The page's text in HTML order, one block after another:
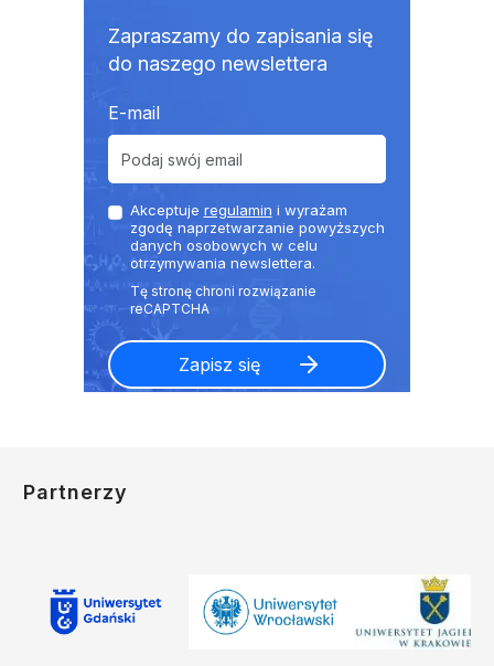
Zapraszamy do zapisania się
do naszego newslettera
E-mail
Akceptuje regulamin i wyrażam
zgodę naprzetwarzanie powyższych
danych osobowych w celu
otrzymywania newslettera.
Partnerzy